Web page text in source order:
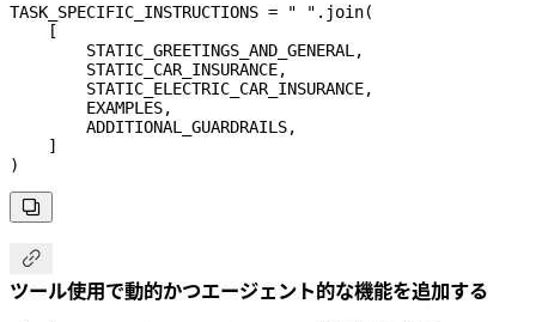
TASK_SPECIFIC_INSTRUCTIONS = " " .join(
    [
        STATIC_GREETINGS_AND_GENERAL
,
        STATIC_CAR_INSURANCE
,
        STATIC_ELECTRIC_CAR_INSURANCE
,
        EXAMPLES
,
        ADDITIONAL_GUARDRAILS
,
    ]
)


ツール使用で動的かつエージェント的な機能を追加する